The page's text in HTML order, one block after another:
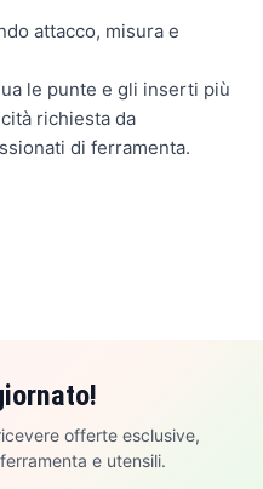
attacco, misura e
le punte e gli inserti più
richiesta da
di ferramenta.
offerte esclusive,
e utensili.